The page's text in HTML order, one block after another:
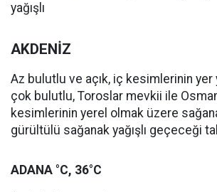
yağışlı
AKDENİZ
Az bulutlu ve açık, iç kesimlerinin yer
çok bulutlu, Toroslar mevkii ile
kesimlerinin yerel olmak üzere
gürültülü sağanak yağışlı geçeceği
ADANA °C, 36°C